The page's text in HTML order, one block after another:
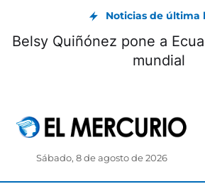
Noticias de última
Belsy Quiñónez pone a
mundial
Sábado, 8 de agosto de 2026